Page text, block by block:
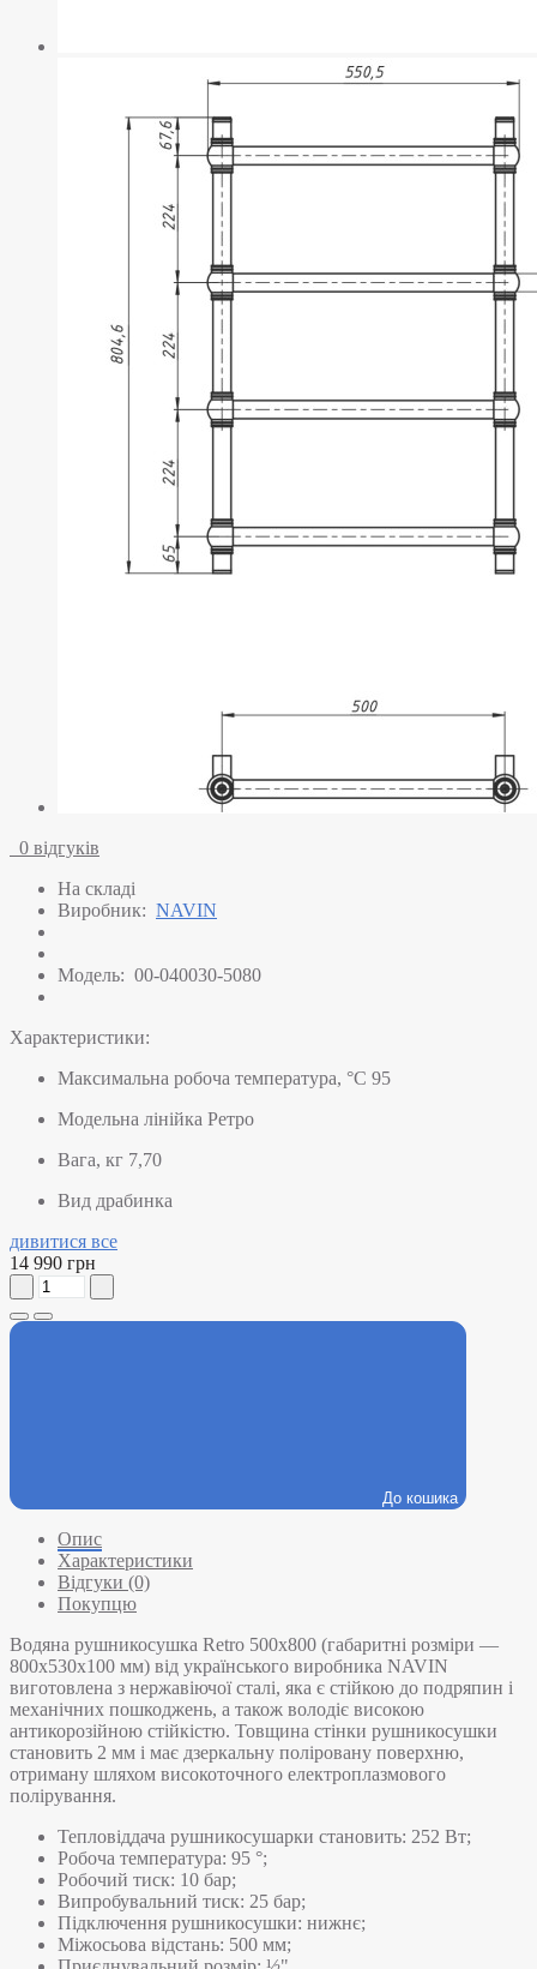
0 відгуків
На складі
Виробник: NAVIN
Модель: 00-040030-5080
Характеристики:
Максимальна робоча температура, °C 95
Модельна лінійка Ретро
Вага, кг 7,70
Вид драбинка
дивитися все
14 990 грн
До кошика
Опис
Характеристики
Відгуки (0)
Покупцю
Водяна рушникосушка Retro 500х800 (габаритні розміри —
800x530x100 мм) від українського виробника NAVIN
виготовлена з нержавіючої сталі, яка є стійкою до подряпин і
механічних пошкоджень, а також володіє високою
антикорозійною стійкістю. Товщина стінки рушникосушки
становить 2 мм і має дзеркальну поліровану поверхню,
отриману шляхом високоточного електроплазмового
полірування.
Тепловіддача рушникосушарки становить: 252 Вт;
Робоча температура: 95 °;
Робочий тиск: 10 бар;
Випробувальний тиск: 25 бар;
Підключення рушникосушки: нижнє;
Міжосьова відстань: 500 мм;